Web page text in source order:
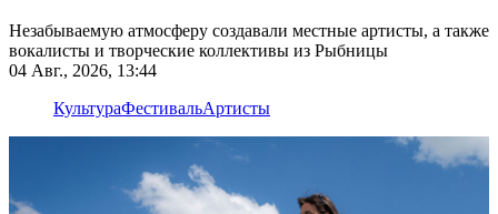
Незабываемую атмосферу создавали местные артисты, а также
вокалисты и творческие коллективы из Рыбницы
04 Авг., 2026, 13:44
КультураФестивальАртисты